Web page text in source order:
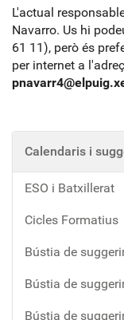
L'actual
Navarro. Us hi
61 11), però és
per internet a
Calendaris i
ESO i Batxillerat
Cicles Formatius
Bústia de
Bústia de
Bústia de